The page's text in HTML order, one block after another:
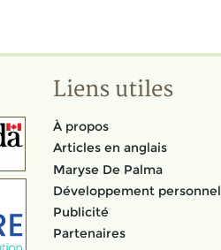
Liens utiles
À propos
Articles en anglais
Maryse De Palma
Développement personnel
Publicité
Partenaires